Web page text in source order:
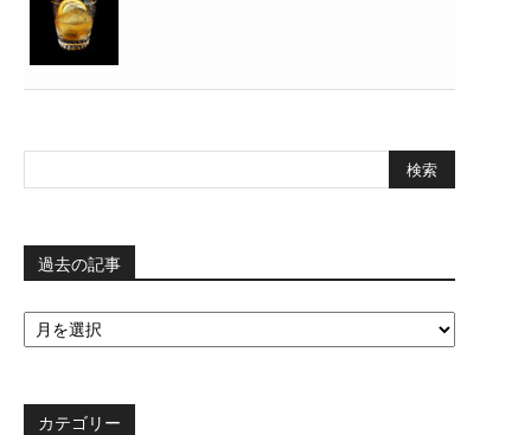
過去の記事
過
去
事
カテゴリー